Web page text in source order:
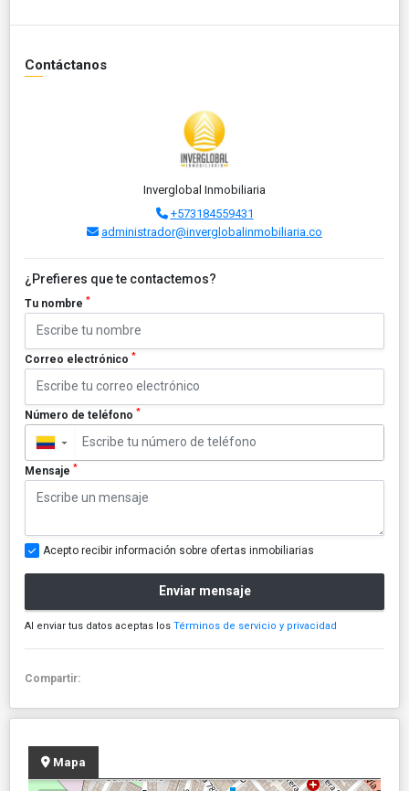
Contáctanos
Inverglobal Inmobiliaria
+573184559431
administrador@inverglobalinmobiliaria.co
¿Prefieres que te contactemos?
Tu nombre *
Correo electrónico *
Número de teléfono *
▼
Mensaje *
Acepto recibir información sobre ofertas inmobiliarias
Enviar mensaje
Al enviar tus datos aceptas los Términos de servicio y privacidad
Compartir:
Mapa